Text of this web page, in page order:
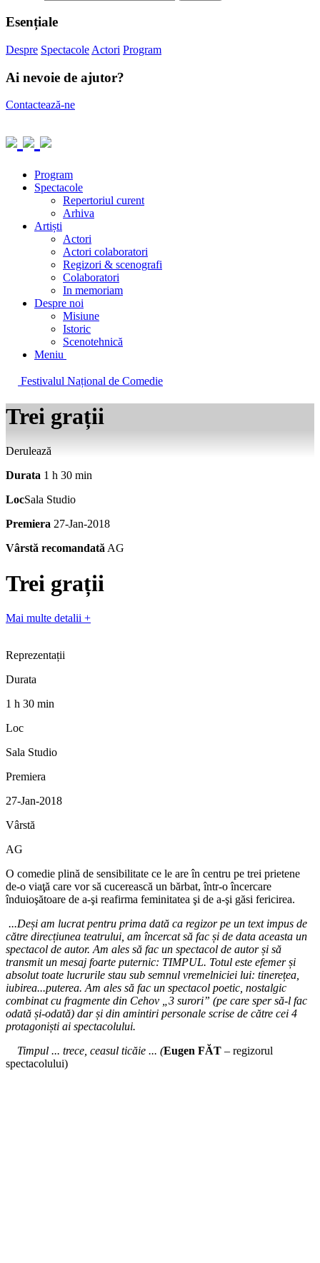
Esențiale
Despre Spectacole Actori Program
Ai nevoie de ajutor?
Contactează-ne
Program
Spectacole
Repertoriul curent
Arhiva
Artiști
Actori
Actori colaboratori
Regizori & scenografi
Colaboratori
In memoriam
Despre noi
Misiune
Istoric
Scenotehnică
Meniu
Festivalul Național de Comedie
Trei grații
Derulează
Durata 1 h 30 min
LocSala Studio
Premiera 27-Jan-2018
Vârstă recomandată AG
Trei grații
Mai multe detalii +
Reprezentații
Durata
1 h 30 min
Loc
Sala Studio
Premiera
27-Jan-2018
Vârstă
AG
O comedie plină de sensibilitate ce le are în centru pe trei prietene
de-o viaţă care vor să cucerească un bărbat, într-o încercare
înduioşătoare de a-şi reafirma feminitatea şi de a-şi găsi fericirea.
...Deși am lucrat pentru prima dată ca regizor pe un text impus de
către direcțiunea teatrului, am încercat să fac și de data aceasta un
spectacol de autor. Am ales să fac un spectacol de autor și să
transmit un mesaj foarte puternic: TIMPUL. Totul este efemer și
absolut toate lucrurile stau sub semnul vremelniciei lui: tinerețea,
iubirea...puterea. Am ales să fac un spectacol poetic, nostalgic
combinat cu fragmente din Cehov „3 surori” (pe care sper să-l fac
odată și-odată) dar și din amintiri personale scrise de către cei 4
protagoniști ai spectacolului.
Timpul ... trece, ceasul ticăie ... (Eugen FĂT – regizorul
spectacolului)